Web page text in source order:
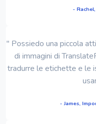
-
" Possiedo una piccola
di immagini di
tradurre le etichette e le
- James,